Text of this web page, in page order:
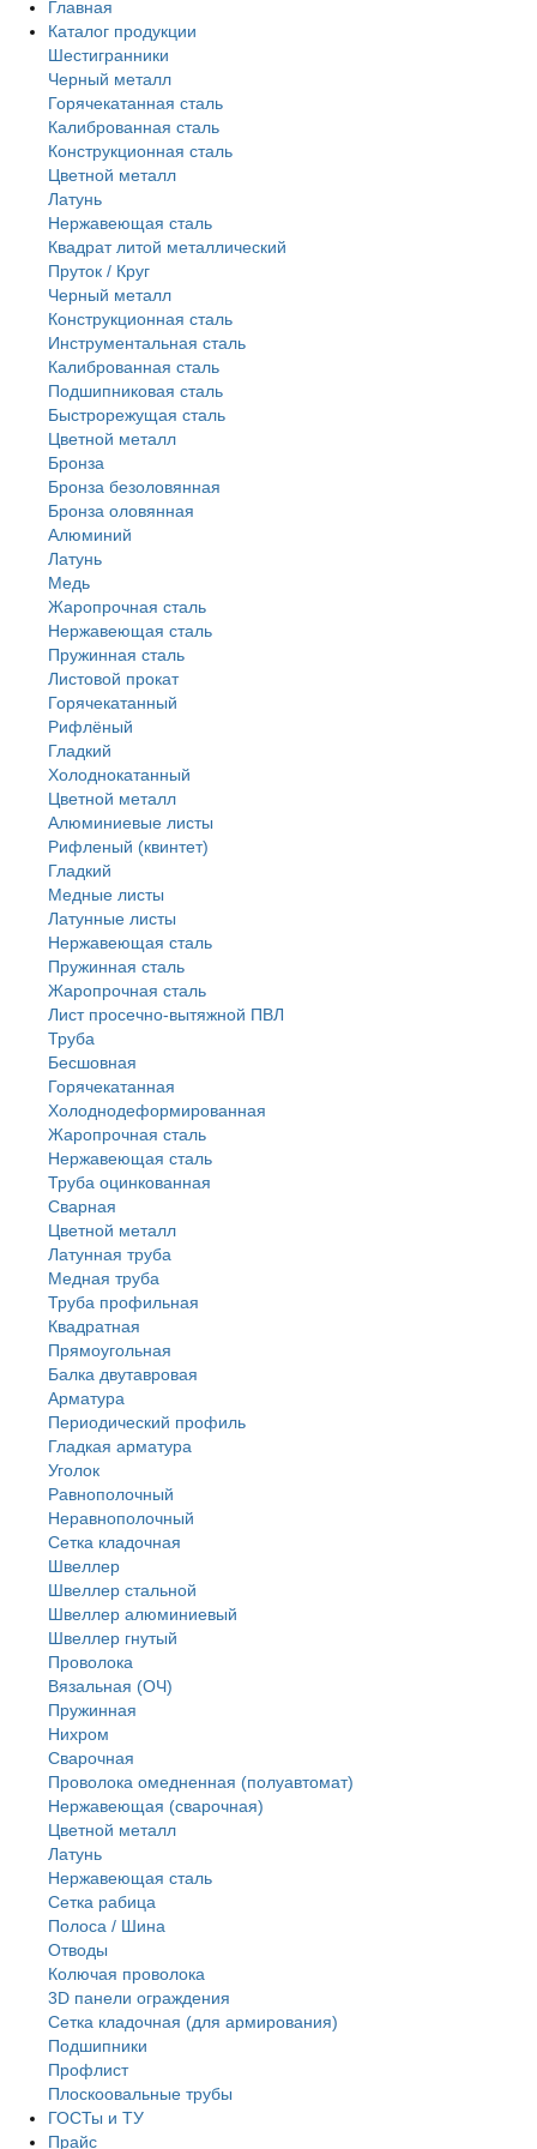
Главная
Каталог продукции
Шестигранники
Черный металл
Горячекатанная сталь
Калиброванная сталь
Конструкционная сталь
Цветной металл
Латунь
Нержавеющая сталь
Квадрат литой металлический
Пруток / Круг
Черный металл
Конструкционная сталь
Инструментальная сталь
Калиброванная сталь
Подшипниковая сталь
Быстрорежущая сталь
Цветной металл
Бронза
Бронза безоловянная
Бронза оловянная
Алюминий
Латунь
Медь
Жаропрочная сталь
Нержавеющая сталь
Пружинная сталь
Листовой прокат
Горячекатанный
Рифлёный
Гладкий
Холоднокатанный
Цветной металл
Алюминиевые листы
Рифленый (квинтет)
Гладкий
Медные листы
Латунные листы
Нержавеющая сталь
Пружинная сталь
Жаропрочная сталь
Лист просечно-вытяжной ПВЛ
Труба
Бесшовная
Горячекатанная
Холоднодеформированная
Жаропрочная сталь
Нержавеющая сталь
Труба оцинкованная
Сварная
Цветной металл
Латунная труба
Медная труба
Труба профильная
Квадратная
Прямоугольная
Балка двутавровая
Арматура
Периодический профиль
Гладкая арматура
Уголок
Равнополочный
Неравнополочный
Сетка кладочная
Швеллер
Швеллер стальной
Швеллер алюминиевый
Швеллер гнутый
Проволока
Вязальная (ОЧ)
Пружинная
Нихром
Сварочная
Проволока омедненная (полуавтомат)
Нержавеющая (сварочная)
Цветной металл
Латунь
Нержaвеющая сталь
Сетка рабица
Полоса / Шина
Отводы
Колючая проволока
3D панели ограждения
Сетка кладочная (для армирования)
Подшипники
Профлист
Плоскоовальные трубы
ГОСТы и ТУ
Прайс